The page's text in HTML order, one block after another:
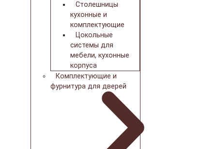
Столешницы
кухонные и
комплектующие
Цокольные
системы для
мебели, кухонные
корпуса
Комплектующие и
фурнитура для дверей